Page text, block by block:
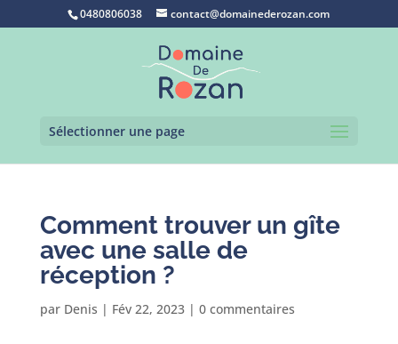
0480806038 contact@domainederozan.com
Sélectionner une page
Comment trouver un gîte
avec une salle de
réception ?
par Denis | Fév 22, 2023| 0 commentaires